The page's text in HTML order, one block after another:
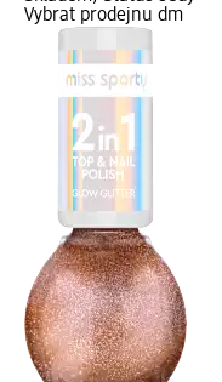
Vybrat prodejnu dm